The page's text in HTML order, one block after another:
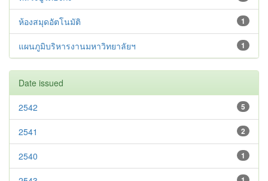
1
ห้องสมุดอัตโนมัติ
1
แผนภูมิบริหารงานมหาวิทยาลัยฯ
Date issued
5
2542
2
2541
1
2540